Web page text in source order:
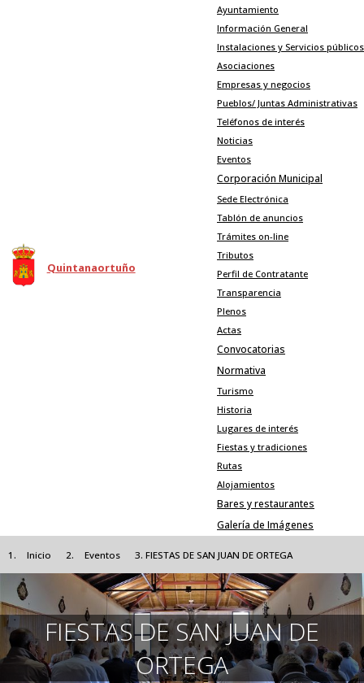
Pasar al contenido principal
Quintanaortuño
Ayuntamiento
Información General
Instalaciones y Servicios públicos
Asociaciones
Empresas y negocios
Pueblos/ Juntas Administrativas
Teléfonos de interés
Noticias
Eventos
Corporación Municipal
Sede Electrónica
Tablón de anuncios
Trámites on-line
Tributos
Perfil de Contratante
Transparencia
Plenos
Actas
Convocatorias
Normativa
Turismo
Historia
Lugares de interés
Fiestas y tradiciones
Rutas
Alojamientos
Bares y restaurantes
Galería de Imágenes
Inicio Eventos FIESTAS DE SAN JUAN DE ORTEGA
FIESTAS DE SAN JUAN DE
ORTEGA